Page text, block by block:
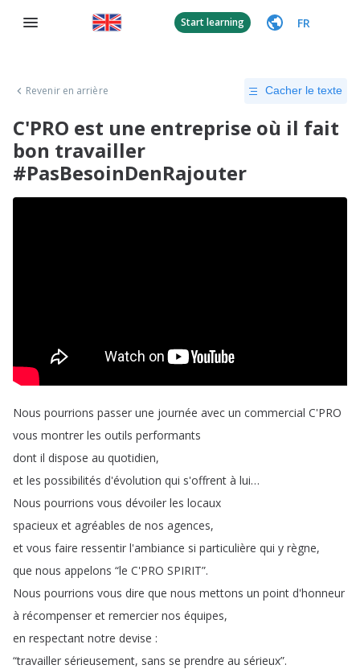
Start learning FR
Revenir en arrière Cacher le texte
C'PRO est une entreprise où il fait
bon travailler
#PasBesoinDenRajouter
Nous pourrions passer une journée avec un commercial C'PRO
vous montrer les outils performants
dont il dispose au quotidien,
et les possibilités d'évolution qui s'offrent à lui…
Nous pourrions vous dévoiler les locaux
spacieux et agréables de nos agences,
et vous faire ressentir l'ambiance si particulière qui y règne,
que nous appelons “le C'PRO SPIRIT”.
Nous pourrions vous dire que nous mettons un point d'honneur
à récompenser et remercier nos équipes,
en respectant notre devise :
“travailler sérieusement, sans se prendre au sérieux”.